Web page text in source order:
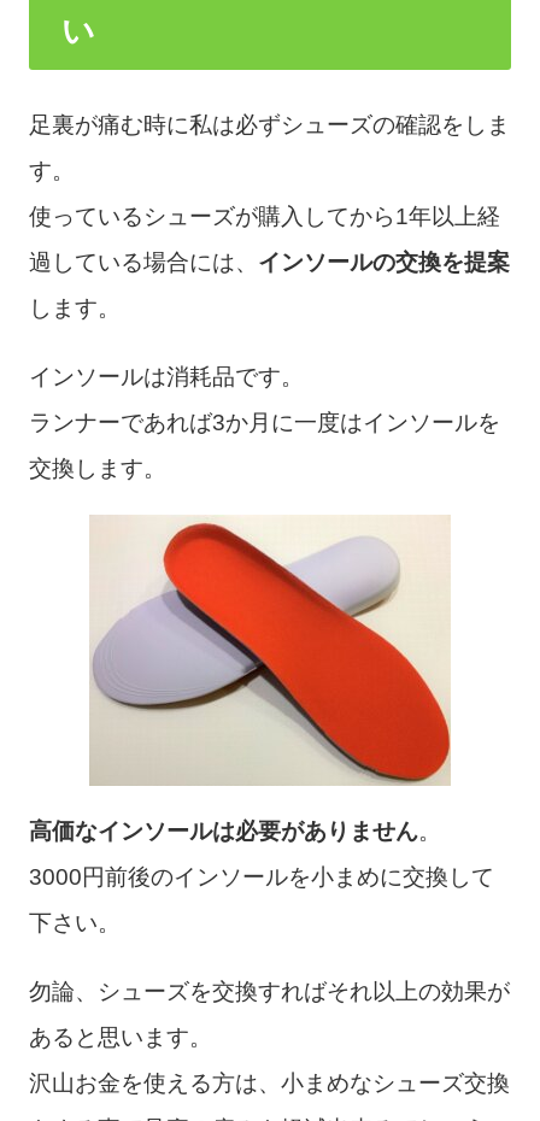
い
足裏が痛む時に私は必ずシューズの確認をしま
す。
使っているシューズが購入してから1年以上経
過している場合には、 インソールの交換を提案
します。
インソールは消耗品です。
ランナーであれば3か月に一度はインソールを
交換します。
高価なインソールは必要がありません。
3000円前後のインソールを小まめに交換して
下さい。
勿論、シューズを交換すればそれ以上の効果が
あると思います。
沢山お金を使える方は、小まめなシューズ交換